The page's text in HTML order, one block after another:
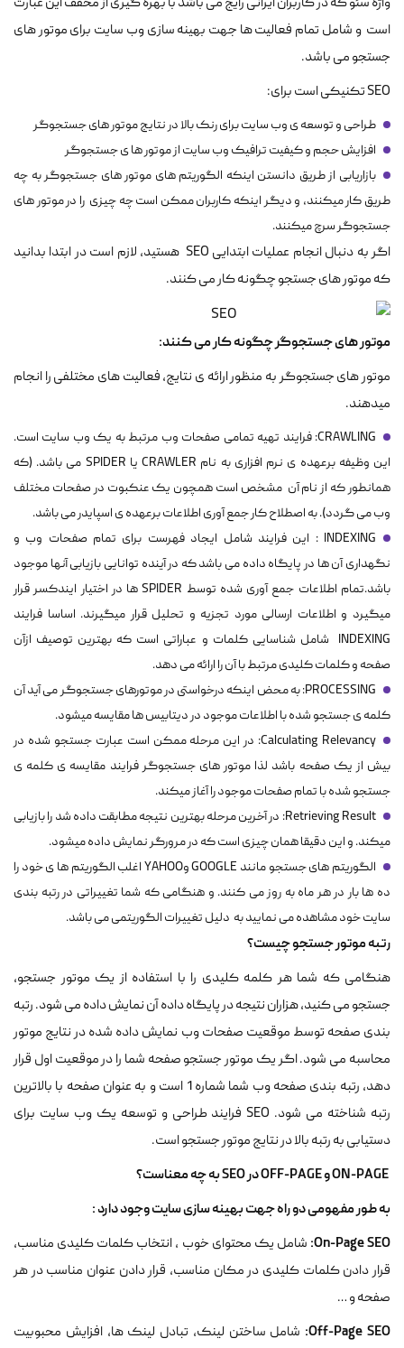
است و شامل تمام فعالیت ها جهت بهینه سازی وب سایت برای موتور های
جستجو می باشد.
SEO تکنیکی است برای:
طراحی و توسعه ی وب سایت برای رنک بالا در نتایج موتور های جستجوگر
افزایش حجم و کیفیت ترافیک وب سایت از موتور ها ی جستجوگر
بازاریابی از طریق دانستن اینکه الگوریتم های موتور های جستجوگر به چه
طریق کار میکنند، و دیگر اینکه کاربران ممکن است چه چیزی را در موتور های
جستجوگر سرچ میکنند.
اگر به دنبال انجام عملیات ابتدایی SEO هستید، لازم است در ابتدا بدانید
که موتور های جستجو چگونه کار می کنند.
موتور های جستجوگر چگونه کار می کنند:
موتور های جستجوگر به منظور ارائه ی نتایج، فعالیت های مختلفی را انجام
میدهند.
CRAWLING: فرایند تهیه تمامی صفحات وب مرتبط به یک وب سایت است.
این وظیفه برعهده ی نرم افزاری به نام CRAWLER یا SPIDER می باشد. (که
همانطور که از نام آن مشخص است همچون یک عنکبوت در صفحات مختلف
وب می گردد). به اصطلاح کار جمع آوری اطلاعات برعهده ی اسپایدر می باشد.
INDEXING : این فرایند شامل ایجاد فهرست برای تمام صفحات وب و
نگهداری آن ها در پایگاه داده می باشد که در آینده توانایی بازیابی آنها موجود
باشد.تمام اطلاعات جمع آوری شده توسط SPIDER ها در اختیار ایندکسر قرار
میگیرد و اطلاعات ارسالی مورد تجزیه و تحلیل قرار میگیرند. اساسا فرایند
INDEXING شامل شناسایی کلمات و عباراتی است که بهترین توصیف ازآن
صفحه و کلمات کلیدی مرتبط با آن را ارائه می دهد.
PROCESSING: به محض اینکه درخواستی در موتورهای جستجوگر می آید آن
کلمه ی جستجو شده با اطلاعات موجود در دیتابیس ها مقایسه میشود.
Calculating Relevancy: در این مرحله ممکن است عبارت جستجو شده در
بیش از یک صفحه باشد لذا موتور های جستجوگر فرایند مقایسه ی کلمه ی
جستجو شده با تمام صفحات موجود را آغاز میکند.
Retrieving Result: در آخرین مرحله بهترین نتیجه مطابقت داده شد را بازیابی
میکند. و این دقیقا همان چیزی است که در مرورگر نمایش داده میشود.
الگوریتم های جستجو مانند GOOGLE وYAHOO اغلب الگوریتم ها ی خود را
ده ها بار در هر ماه به روز می کنند. و هنگامی که شما تغییراتی در رتبه بندی
سایت خود مشاهده می نمایید به دلیل تغییرات الگوریتمی می باشد.
رتبه موتور جستجو چیست؟
هنگامی که شما هر کلمه کلیدی را با استفاده از یک موتور جستجو،
جستجو می کنید، هزاران نتیجه در پایگاه داده آن نمایش داده می شود. رتبه
بندی صفحه توسط موقعیت صفحات وب نمایش داده شده در نتایج موتور
محاسبه می شود. اگر یک موتور جستجو صفحه شما را در موقعیت اول قرار
دهد، رتبه بندی صفحه وب شما شماره 1 است و به عنوان صفحه با بالاترین
رتبه شناخته می شود. SEO فرایند طراحی و توسعه یک وب سایت برای
دستیابی به رتبه بالا در نتایج موتور جستجو است.
ON-PAGEوOFF-PAGEدرSEOبه چه معناست؟
به طور مفهومی دو راه جهت بهینه سازی سایت وجود دارد :
On-Page SEO
: شامل یک محتوای خوب ، انتخاب کلمات کلیدی مناسب،
قرار دادن کلمات کلیدی در مکان مناسب، قرار دادن عنوان مناسب در هر
صفحه و …
Off-Page SEO
: شامل ساختن لینک، تبادل لینک ها، افزایش محبوبیت